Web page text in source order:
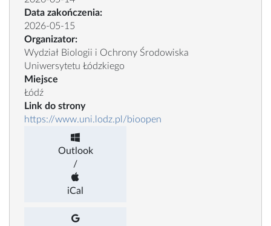
Data zakończenia:
2026-05-15
Organizator:
Wydział Biologii i Ochrony Środowiska
Uniwersytetu Łódzkiego
Miejsce
Łódź
Link do strony
https://www.uni.lodz.pl/bioopen
Outlook
/
iCal